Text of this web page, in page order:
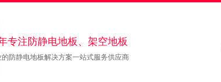
专注防静电地板、架空地板
的防静电地板解决方案一站式服务供应商